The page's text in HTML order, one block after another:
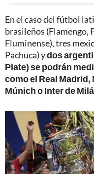
En el caso del fútbol
brasileños (Flamengo,
Fluminense), tres
Pachuca) ydos
Plate) se podrán
como el Real
Múnich o Inter de